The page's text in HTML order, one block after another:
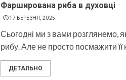
Фарширована риба в духовці
17 БЕРЕЗНЯ, 2025
Сьогодні ми з вами розглянемо,
рибу. Але не просто посмажити її
ДЕТАЛЬНО